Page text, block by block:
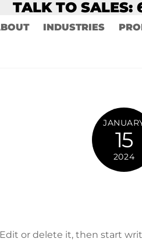
TALK TO SALES:
INDUSTRIES
15
2024
or delete it, then start